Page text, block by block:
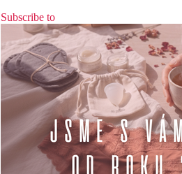
Subscribe to